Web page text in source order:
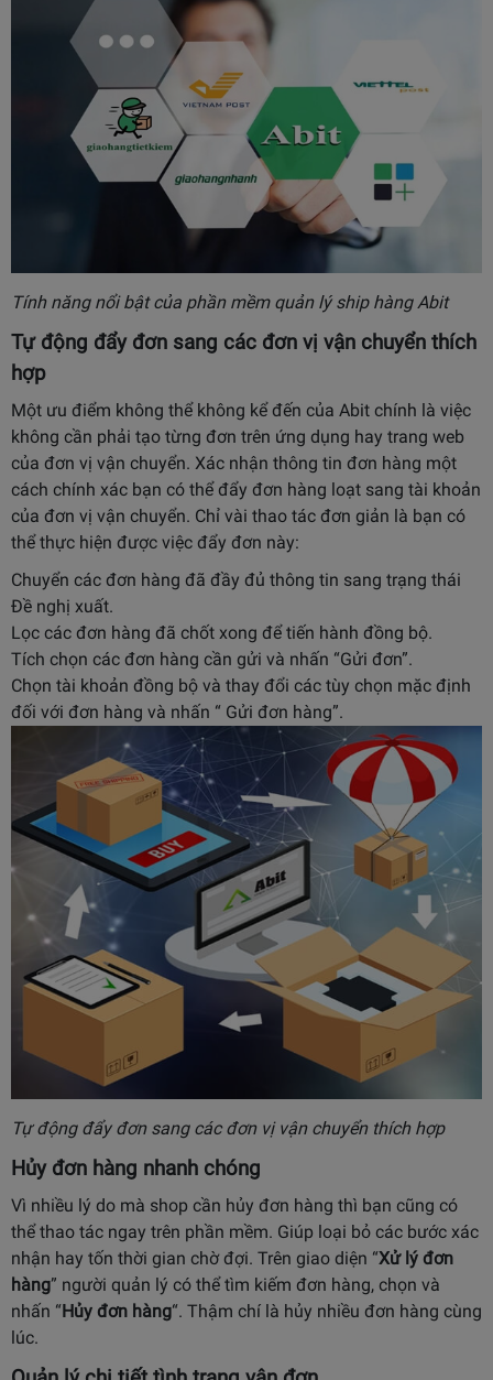
Tính năng nổi bật của phần mềm quản lý ship hàng Abit
Tự động đẩy đơn sang các đơn vị vận chuyển thích
hợp
Một ưu điểm không thể không kể đến của Abit chính là việc
không cần phải tạo từng đơn trên ứng dụng hay trang web
của đơn vị vận chuyển. Xác nhận thông tin đơn hàng một
cách chính xác bạn có thể đẩy đơn hàng loạt sang tài khoản
của đơn vị vận chuyển. Chỉ vài thao tác đơn giản là bạn có
thể thực hiện được việc đẩy đơn này:
Chuyển các đơn hàng đã đầy đủ thông tin sang trạng thái
Đề nghị xuất.
Lọc các đơn hàng đã chốt xong để tiến hành đồng bộ.
Tích chọn các đơn hàng cần gửi và nhấn “Gửi đơn”.
Chọn tài khoản đồng bộ và thay đổi các tùy chọn mặc định
đối với đơn hàng và nhấn “ Gửi đơn hàng”.
Tự động đẩy đơn sang các đơn vị vận chuyển thích hợp
Hủy đơn hàng nhanh chóng
Vì nhiều lý do mà shop cần hủy đơn hàng thì bạn cũng có
thể thao tác ngay trên phần mềm. Giúp loại bỏ các bước xác
nhận hay tốn thời gian chờ đợi. Trên giao diện “Xử lý đơn
hàng” người quản lý có thể tìm kiếm đơn hàng, chọn và
nhấn “Hủy đơn hàng“. Thậm chí là hủy nhiều đơn hàng cùng
lúc.